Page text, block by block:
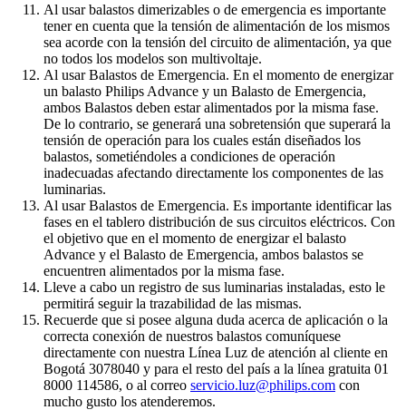
Al usar balastos dimerizables o de emergencia es importante
tener en cuenta que la tensión de alimentación de los mismos
sea acorde con la tensión del circuito de alimentación, ya que
no todos los modelos son multivoltaje.
Al usar Balastos de Emergencia. En el momento de energizar
un balasto Philips Advance y un Balasto de Emergencia,
ambos Balastos deben estar alimentados por la misma fase.
De lo contrario, se generará una sobretensión que superará la
tensión de operación para los cuales están diseñados los
balastos, sometiéndoles a condiciones de operación
inadecuadas afectando directamente los componentes de las
luminarias.
Al usar Balastos de Emergencia. Es importante identificar las
fases en el tablero distribución de sus circuitos eléctricos. Con
el objetivo que en el momento de energizar el balasto
Advance y el Balasto de Emergencia, ambos balastos se
encuentren alimentados por la misma fase.
Lleve a cabo un registro de sus luminarias instaladas, esto le
permitirá seguir la trazabilidad de las mismas.
Recuerde que si posee alguna duda acerca de aplicación o la
correcta conexión de nuestros balastos comuníquese
directamente con nuestra Línea Luz de atención al cliente en
Bogotá 3078040 y para el resto del país a la línea gratuita 01
8000 114586, o al correo servicio.luz@philips.com con
mucho gusto los atenderemos.